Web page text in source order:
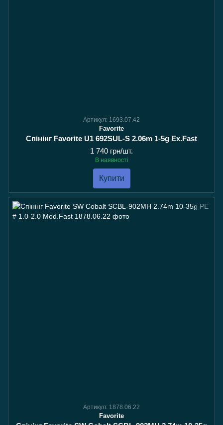
Артикул: 1693.07.42
Favorite
Спінінг Favorite U1 692SUL-S 2.06m 1-5g Ex.Fast
1 740 грн/шт.
В наявності
Купити
Артикул: 1878.06.22
Favorite